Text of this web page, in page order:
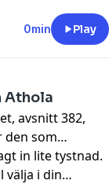
0min Play
Athola
avsnitt 382,
den som
in lite tystnad.
välja i din